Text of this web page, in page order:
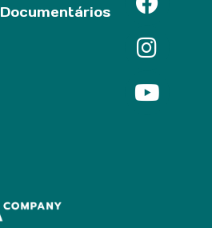
Documentários